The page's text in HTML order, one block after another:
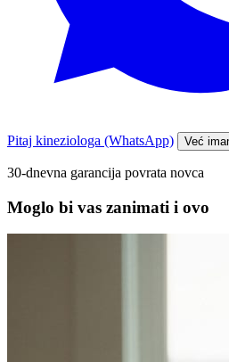
Pitaj kineziologa (WhatsApp) Već
30-dnevna garancija povrata novca
Moglo bi vas zanimati i ovo